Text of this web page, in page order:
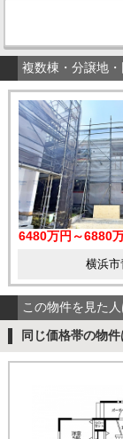
複数棟・分譲地
6480万円～6880
横浜市
この物件を見た
同じ価格帯の物